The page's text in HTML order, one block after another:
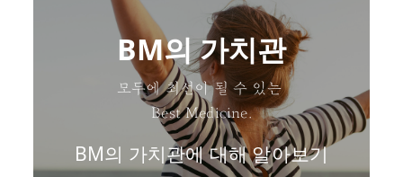
BM의 가치관
모두에 최선이 될 수 있는
Best Medicine.
BM의 가치관에 대해 알아보기